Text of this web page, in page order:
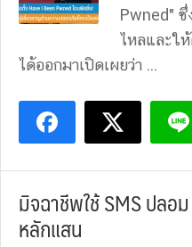
Pwned" ซึ่
ไหลและใ
ได้ออกมาเปิดเผยว่า ...
มิจฉาชีพใช้ SMS ปลอ
หลักแสน